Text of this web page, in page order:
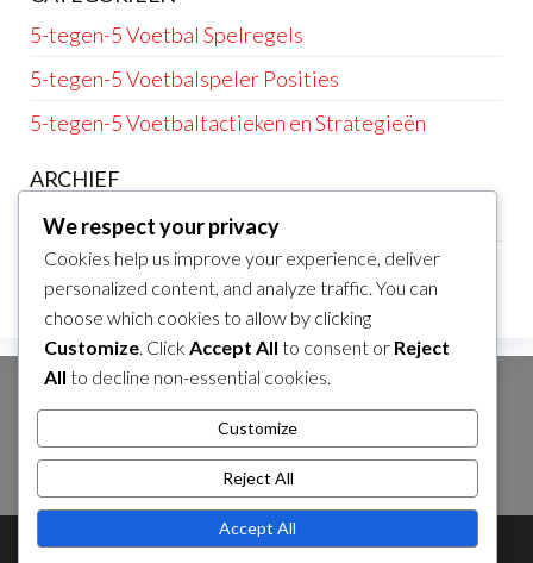
5-tegen-5 Voetbal Spelregels
5-tegen-5 Voetbalspeler Posities
5-tegen-5 Voetbaltactieken en Strategieën
ARCHIEF
February 2026
January 2026
ZOEKEN
Search
Theme byEnvoThemes
We respect your privacy
Cookies help us improve your experience, deliver
personalized content, and analyze traffic. You can
choose which cookies to allow by clicking
Customize. Click Accept All to consent or Reject
All to decline non-essential cookies.
Customize
Reject All
Accept All